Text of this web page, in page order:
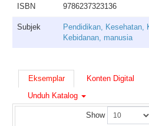
ISBN 9786237323136
Subjek
Pendidikan, Kesehatan,
Kebidanan, manusia
Eksemplar Konten Digital
Unduh Katalog
Show